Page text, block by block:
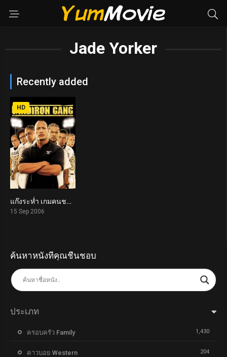
Jade Yorker
Recently added
6.9
HD
แก๊งระห่ำ เกมคนชนคน Gridiron Gang (2006)
15 Sep 2006
ค้นหาหนังที่คุณชื่นชอบ
ประเภท
ครอบครัว Family 1,430
คาวบอย Western 204